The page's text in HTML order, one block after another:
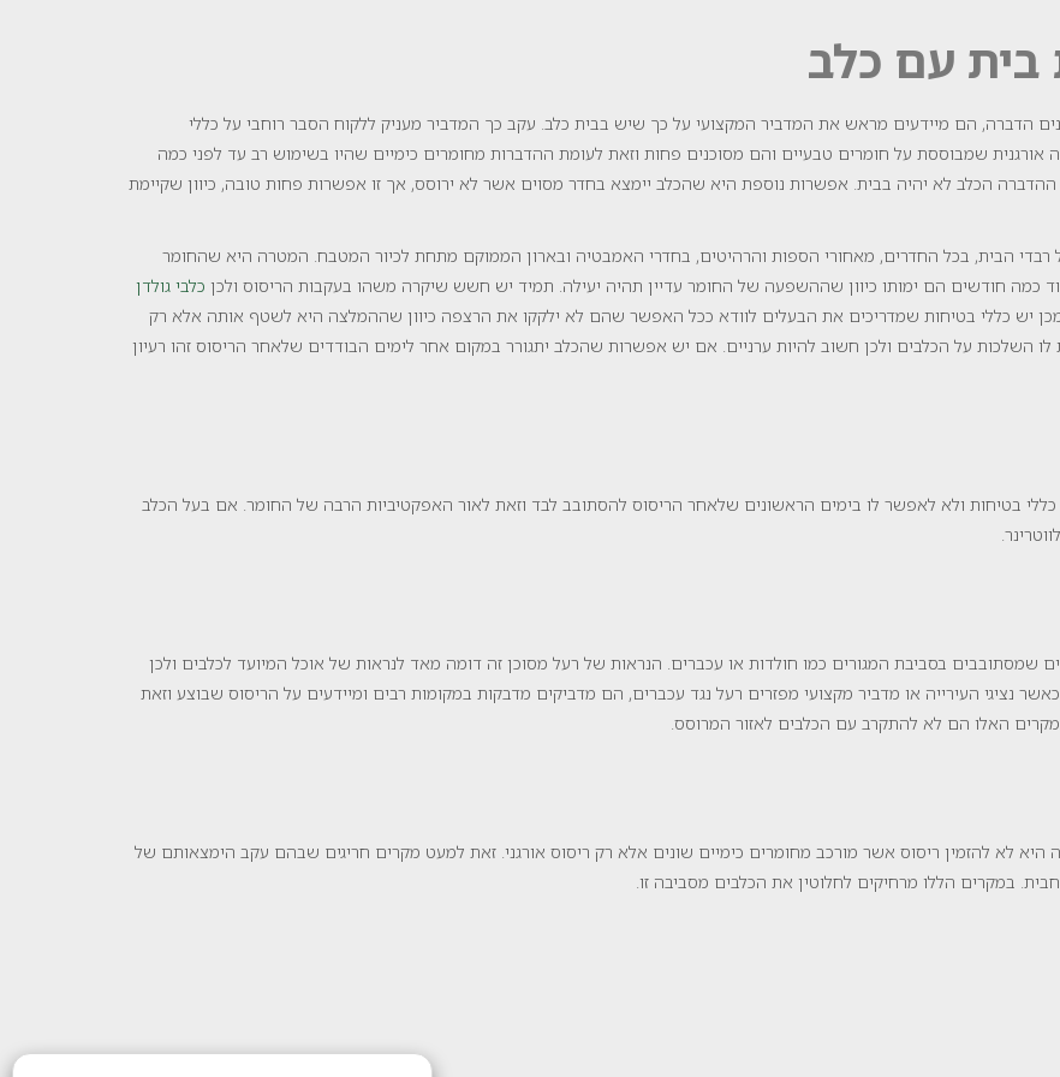
בית עם כלב
הדברה, הם מיידעים מראש את המדביר המקצועי על כך שיש בבית כלב. עקב כך המדביר מעניק ללקוח הסבר רוחבי על כללי
אורגנית שמבוססת על חומרים טבעיים והם מסוכנים פחות וזאת לעומת ההדברות מחומרים כימיים שהיו בשימוש רב עד לפני כמה
הכלב לא יהיה בבית. אפשרות נוספת היא שהכלב יימצא בחדר מסוים אשר לא ירוסס, אך זו אפשרות פחות טובה, כיוון שקיימת
הבית, בכל החדרים, מאחורי הספות והרהיטים, בחדרי האמבטיה ובארון הממוקם מתחת לכיור המטבח. המטרה היא שהחומר
כמה חודשים הם ימותו כיוון שההשפעה של החומר עדיין תהיה יעילה. תמיד יש חשש שיקרה משהו בעקבות הריסוס ולכן כלבי גולדן
יש כללי בטיחות שמדריכים את הבעלים לוודא ככל האפשר שהם לא ילקקו את הרצפה כיוון שההמלצה היא לשטף אותה אלא רק
השלכות על הכלבים ולכן חשוב להיות ערניים. אם יש אפשרות שהכלב יתגורר במקום אחר לימים הבודדים שלאחר הריסוס זהו רעיון
בטיחות ולא לאפשר לו בימים הראשונים שלאחר הריסוס להסתובב לבד וזאת לאור האפקטיביות הרבה של החומר. אם בעל הכלב
בסביבת המגורים כמו חולדות או עכברים. הנראות של רעל מסוכן זה דומה מאד לנראות של אוכל המיועד לכלבים ולכן
נציגי העירייה או מדביר מקצועי מפזרים רעל נגד עכברים, הם מדביקים מדבקות במקומות רבים ומיידעים על הריסוס שבוצע וזאת
האלו הם לא להתקרב עם הכלבים לאזור המרוסס.
היא לא להזמין ריסוס אשר מורכב מחומרים כימיים שונים אלא רק ריסוס אורגני. זאת למעט מקרים חריגים שבהם עקב הימצאותם של
במקרים הללו מרחיקים לחלוטין את הכלבים מסביבה זו.